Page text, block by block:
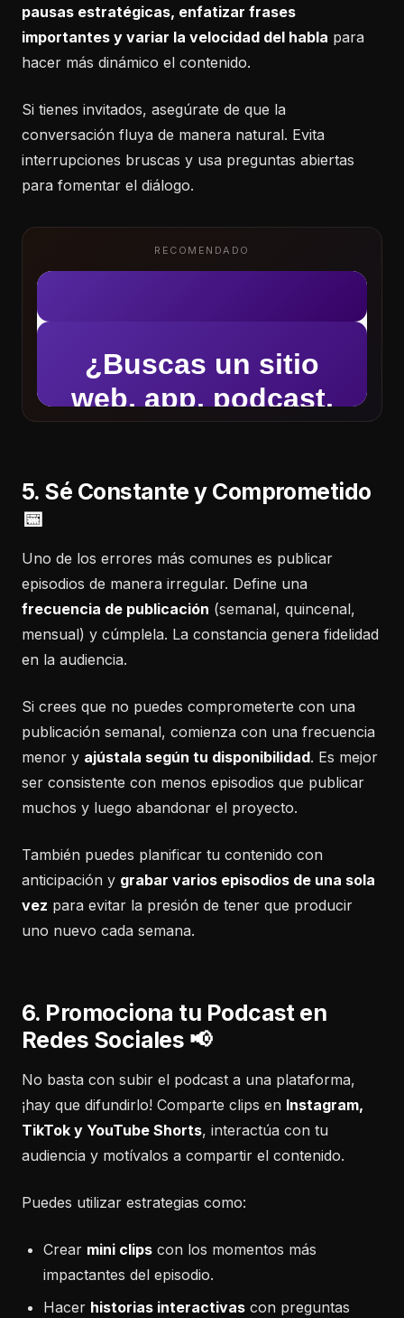
pausas estratégicas, enfatizar frases
importantes y variar la velocidad del habla para
hacer más dinámico el contenido.
Si tienes invitados, asegúrate de que la
conversación fluya de manera natural. Evita
interrupciones bruscas y usa preguntas abiertas
para fomentar el diálogo.
RECOMENDADO
5. Sé Constante y Comprometido
📅
Uno de los errores más comunes es publicar
episodios de manera irregular. Define una
frecuencia de publicación (semanal, quincenal,
mensual) y cúmplela. La constancia genera fidelidad
en la audiencia.
Si crees que no puedes comprometerte con una
publicación semanal, comienza con una frecuencia
menor y ajústala según tu disponibilidad. Es mejor
ser consistente con menos episodios que publicar
muchos y luego abandonar el proyecto.
También puedes planificar tu contenido con
anticipación y grabar varios episodios de una sola
vez para evitar la presión de tener que producir
uno nuevo cada semana.
6. Promociona tu Podcast en
Redes Sociales 📢
No basta con subir el podcast a una plataforma,
¡hay que difundirlo! Comparte clips en Instagram,
TikTok y YouTube Shorts, interactúa con tu
audiencia y motívalos a compartir el contenido.
Puedes utilizar estrategias como:
Crear mini clips con los momentos más
impactantes del episodio.
Hacer historias interactivas con preguntas